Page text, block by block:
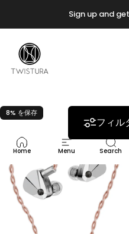
Sign up and
Twistura
Home Menu Search
フィル
8% を保存